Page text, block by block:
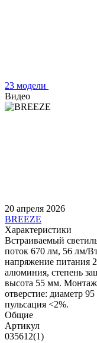
23 модели
Видео
20 апреля 2026
BREEZE
Характеристики
Встраиваемый
поток 670 лм, 56 лм/
напряжение питания
алюминия, степень
высота 55 мм. Монтаж
отверстие: диаметр
пульсация <2%.
Общие
Артикул
035612(1)